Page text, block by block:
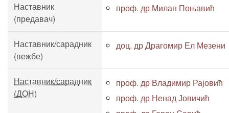
Наставник
(предавач)
проф. др Милан Поњавић
Наставник/сарадник
(вежбе)
доц. др Драгомир Ел Мезени
Наставник/сарадник
(ДОН)
проф. др Владимир Рајовић
проф. др Ненад Јовичић